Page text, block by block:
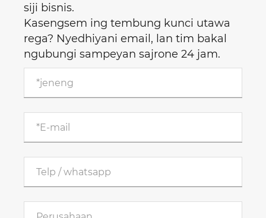
siji bisnis.
Kasengsem ing tembung kunci utawa
rega? Nyedhiyani email, lan tim bakal
ngubungi sampeyan sajrone 24 jam.